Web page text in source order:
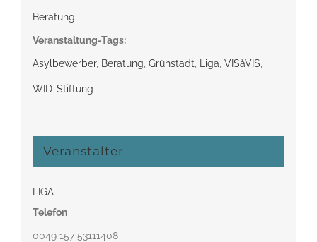
Beratung
Veranstaltung-Tags:
Asylbewerber, Beratung Grünstadt Liga VISàVIS
WID-Stiftung
Veranstalter
LIGA
Telefon
0049 157 53111408‬